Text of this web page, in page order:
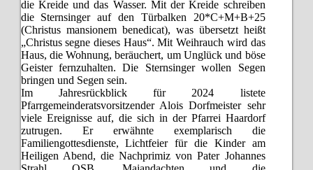
die Kreide und das Wasser. Mit der Kreide schreiben
die Sternsinger auf den Türbalken 20*C+M+B+25
(Christus mansionem benedicat), was übersetzt heißt
„Christus segne dieses Haus“. Mit Weihrauch wird das
Haus, die Wohnung, beräuchert, um Unglück und böse
Geister fernzuhalten. Die Sternsinger wollen Segen
bringen und Segen sein.
Im Jahresrückblick für 2024 listete
Pfarrgemeinderatsvorsitzender Alois Dorfmeister sehr
viele Ereignisse auf, die sich in der Pfarrei Haardorf
zutrugen. Er erwähnte exemplarisch die
Familiengottesdienste, Lichtfeier für die Kinder am
Heiligen Abend, die Nachprimiz von Pater Johannes